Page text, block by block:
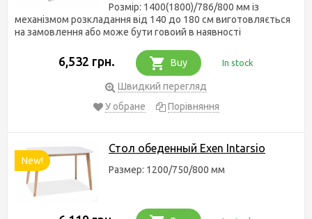
Розмір: 1400(1800)/786/800 мм із
механізмом розкладання від 140 до 180 см виготовляється
на замовлення або може бути говоий в наявності
6,532 грн. Buy In stock
Швидкий перегляд
У обране
Порівняння
New!
Стол обеденный Exen Intarsio
Размер: 1200/750/800 мм